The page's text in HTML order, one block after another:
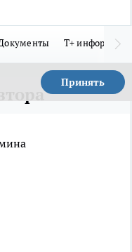
Т+
Принять